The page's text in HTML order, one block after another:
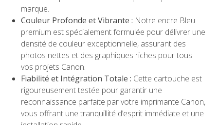
marque.
Couleur Profonde et Vibrante : Notre encre Bleu
premium est spécialement formulée pour délivrer une
densité de couleur exceptionnelle, assurant des
photos nettes et des graphiques riches pour tous
vos projets Canon.
Fiabilité et Intégration Totale : Cette cartouche est
rigoureusement testée pour garantir une
reconnaissance parfaite par votre imprimante Canon,
vous offrant une tranquillité d’esprit immédiate et une